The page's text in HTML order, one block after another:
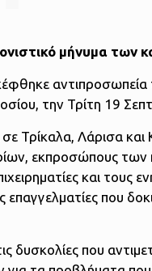
μήνυμα των
αντιπροσωπεία
την Τρίτη 19
Τρίκαλα, Λάρισα
εκπροσώπους
και τους
επαγγελματίες που
δυσκολίες που